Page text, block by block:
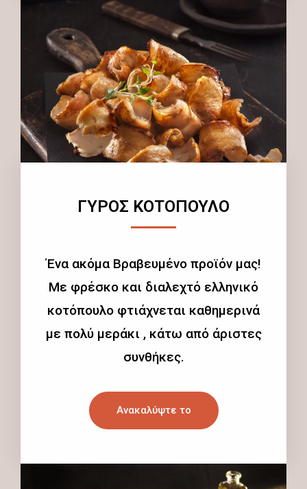
ΓΥΡΟΣ ΚΟΤΟΠΟΥΛΟ
Ένα ακόμα Βραβευμένο προϊόν μας!
Με φρέσκο και διαλεχτό ελληνικό
κοτόπουλο φτιάχνεται καθημερινά
με πολύ μεράκι , κάτω από άριστες
συνθήκες.
Ανακαλύψτε το